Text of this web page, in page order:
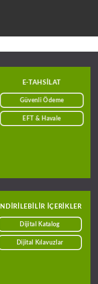
E-TAHSILAT
Güvenli Ödeme
EFT & Havale
INDIRILEBILIR IÇERIKLER
Dijital Katalog
Dijital Kılavuzlar